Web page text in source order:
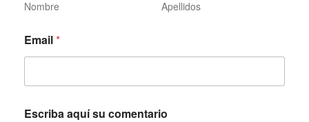
r
*
Nombre Apellidos
Email*
Escriba aquí su comentario